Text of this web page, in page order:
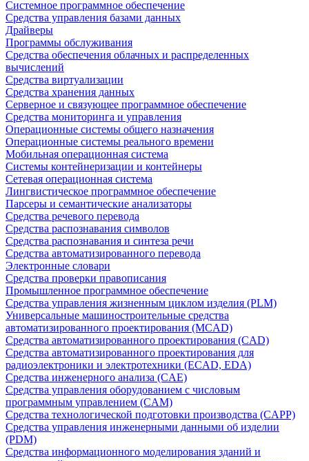
Системное программное обеспечение
Средства управления базами данных
Драйверы
Программы обслуживания
Средства обеспечения облачных и распределенных
вычислений
Средства виртуализации
Средства хранения данных
Серверное и связующее программное обеспечение
Средства мониторинга и управления
Операционные системы общего назначения
Операционные системы реального времени
Мобильная операционная система
Системы контейнеризации и контейнеры
Сетевая операционная система
Лингвистическое программное обеспечение
Парсеры и семантические анализаторы
Средства речевого перевода
Средства распознавания символов
Средства распознавания и синтеза речи
Средства автоматизированного перевода
Электронные словари
Средства проверки правописания
Промышленное программное обеспечение
Средства управления жизненным циклом изделия (PLM)
Универсальные машиностроительные средства
автоматизированного проектирования (MCAD)
Средства автоматизированного проектирования (CAD)
Средства автоматизированного проектирования для
радиоэлектроники и электротехники (ECAD, EDA)
Средства инженерного анализа (CAE)
Средства управления оборудованием с числовым
программным управлением (CAM)
Средства технологической подготовки производства (CAPP)
Средства управления инженерными данными об изделии
(PDM)
Средства информационного моделирования зданий и